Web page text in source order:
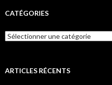
CATÉGORIES
Catégories
ARTICLES RÉCENTS